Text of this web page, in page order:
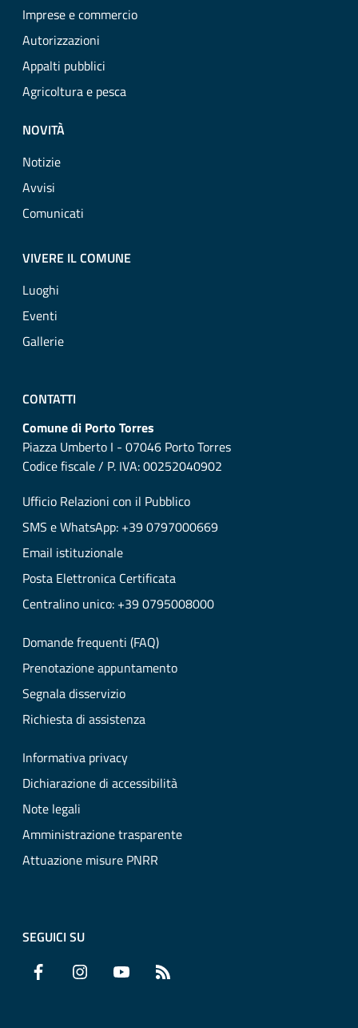
Imprese e commercio
Autorizzazioni
Appalti pubblici
Agricoltura e pesca
NOVITÀ
Notizie
Avvisi
Comunicati
VIVERE IL COMUNE
Luoghi
Eventi
Gallerie
CONTATTI
Comune di Porto Torres
Piazza Umberto I - 07046 Porto Torres
Codice fiscale / P. IVA: 00252040902
Ufficio Relazioni con il Pubblico
SMS e WhatsApp: +39 0797000669
Email istituzionale
Posta Elettronica Certificata
Centralino unico: +39 0795008000
Domande frequenti (FAQ)
Prenotazione appuntamento
Segnala disservizio
Richiesta di assistenza
Informativa privacy
Dichiarazione di accessibilità
Note legali
Amministrazione trasparente
Attuazione misure PNRR
SEGUICI SU
Facebook Instagram YouTube